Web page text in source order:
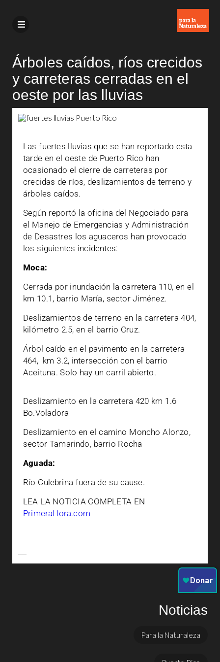
Árboles caídos, ríos crecidos
y carreteras cerradas en el
oeste por las lluvias
Las fuertes lluvias que se han reportado esta
tarde en el oeste de Puerto Rico han
ocasionado el cierre de carreteras por
crecidas de ríos, deslizamientos de terreno y
árboles caídos.
Según reportó la oficina del Negociado para
el Manejo de Emergencias y Administración
de Desastres los aguaceros han provocado
los siguientes incidentes:
Moca:
Cerrada por inundación la carretera 110, en el
km 10.1, barrio María, sector Jiménez.
Deslizamientos de terreno en la carretera 404,
kilómetro 2.5, en el barrio Cruz.
Árbol caído en el pavimento en la carretera
464, km 3.2, intersección con el barrio
Aceituna. Solo hay un carril abierto.
Deslizamiento en la carretera 420 km 1.6
Bo.Voladora
Deslizamiento en el camino Moncho Alonzo,
sector Tamarindo, barrio Rocha
Aguada:
Río Culebrina fuera de su cause.
LEA LA NOTICIA COMPLETA EN
PrimeraHora.com
Noticias
Para la Naturaleza